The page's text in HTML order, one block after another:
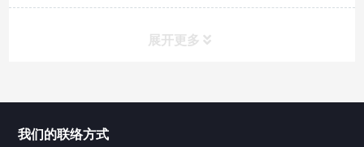
展开更多
我们的联络方式